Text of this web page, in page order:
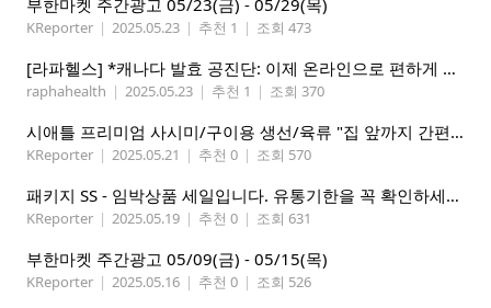
부한마켓 주간광고 05/23(금) - 05/29(목)
KReporter | 2025.05.23 | 추천 1 | 조회 473
[라파헬스] *캐나다 발효 공진단: 이제 온라인으로 편하게 구매하세요.*
raphahealth | 2025.05.23 | 추천 1 | 조회 370
시애틀 프리미엄 사시미/구이용 생선/육류 "집 앞까지 간편하게" – 영오션닷컴
KReporter | 2025.05.21 | 추천 0 | 조회 570
패키지 SS - 임박상품 세일입니다. 유통기한을 꼭 확인하세요.
KReporter | 2025.05.19 | 추천 0 | 조회 631
부한마켓 주간광고 05/09(금) - 05/15(목)
KReporter | 2025.05.16 | 추천 0 | 조회 526